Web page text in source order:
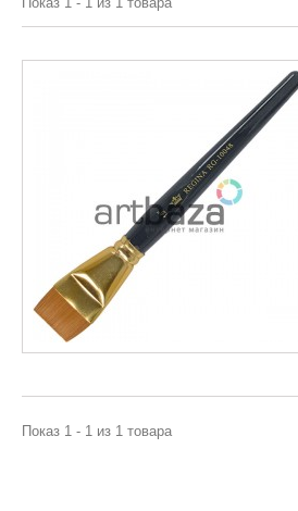
Показ 1 - 1 из 1 товара